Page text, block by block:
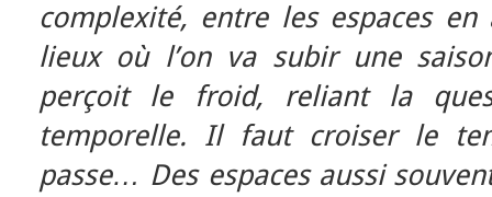
complexité, entre les espaces
lieux où l’on va subir une
perçoit le froid, reliant la
temporelle. Il faut croiser le
passe… Des espaces aussi